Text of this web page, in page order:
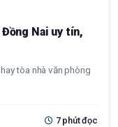
Nai uy tín,
tòa nhà văn phòng
7 phút đọc